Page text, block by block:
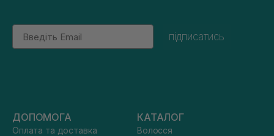
Email
підписатись
ДОПОМОГА
Оплата та доставка
КАТАЛОГ
Волосся